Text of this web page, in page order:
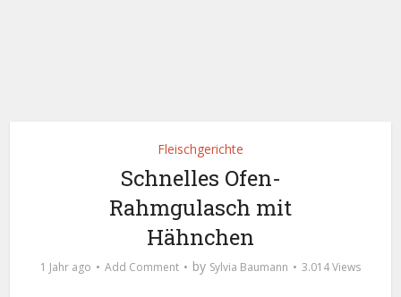
Fleischgerichte
Schnelles Ofen-
Rahmgulasch mit
Hähnchen
1 Jahr ago Add Comment by Sylvia Baumann 3.014 Views